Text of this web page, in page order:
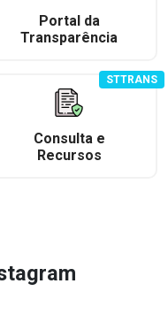
Portal da
Transparência
Consulta e
Recursos
STTRANS